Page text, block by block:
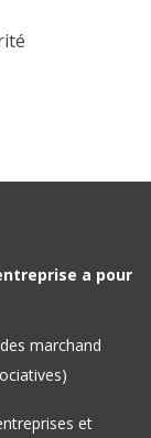
a pour
marchand
et